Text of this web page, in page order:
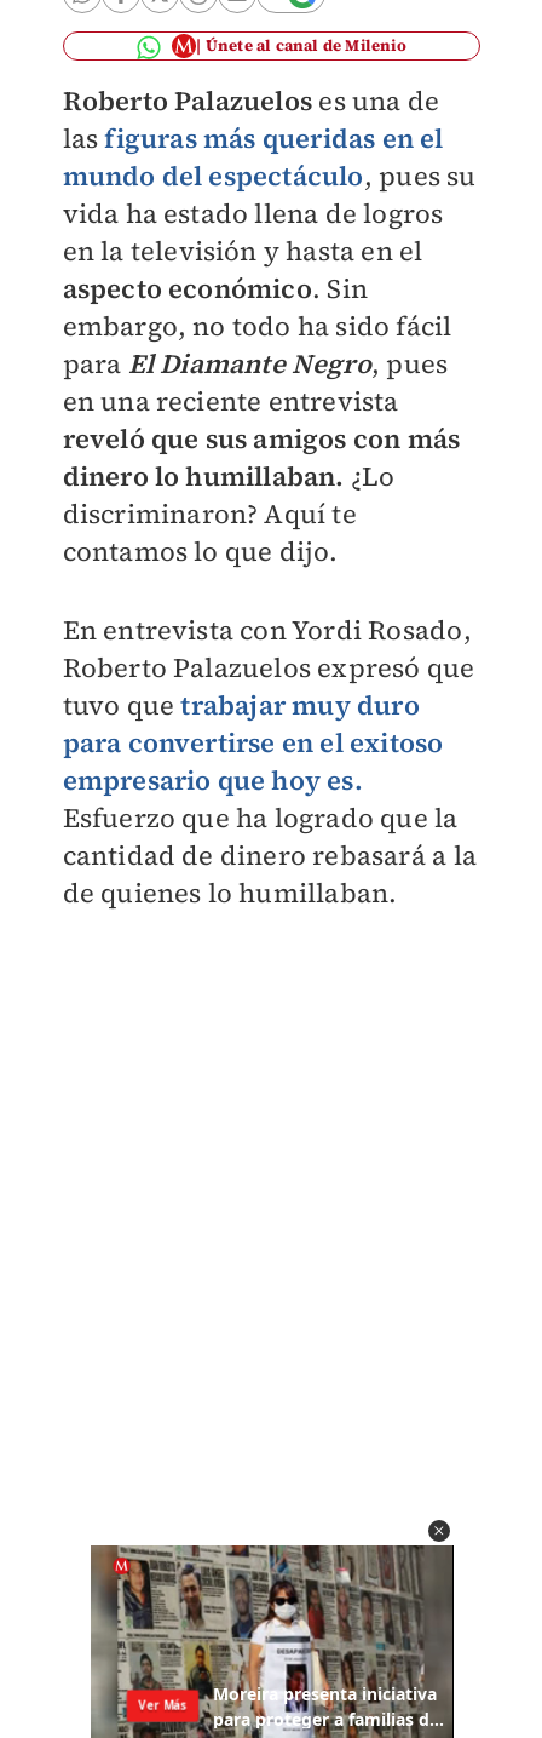
Únete al canal de Milenio
Roberto Palazuelos es una de
lasfiguras más queridas en el
mundo del espectáculo, pues su
vida ha estado llena de logros
en la televisión y hasta en el
aspecto económico. Sin
embargo, no todo ha sido fácil
para El Diamante Negro, pues
en una reciente entrevista
reveló que sus amigos con más
dinero lo humillaban. ¿Lo
discriminaron? Aquí te
contamos lo que dijo.
En entrevista con Yordi Rosado,
Roberto Palazuelos expresó que
tuvo quetrabajar muy duro
para convertirse en el exitoso
empresario que hoy es.
Esfuerzo que ha logrado que la
cantidad de dinero rebasará a la
de quienes lo humillaban.